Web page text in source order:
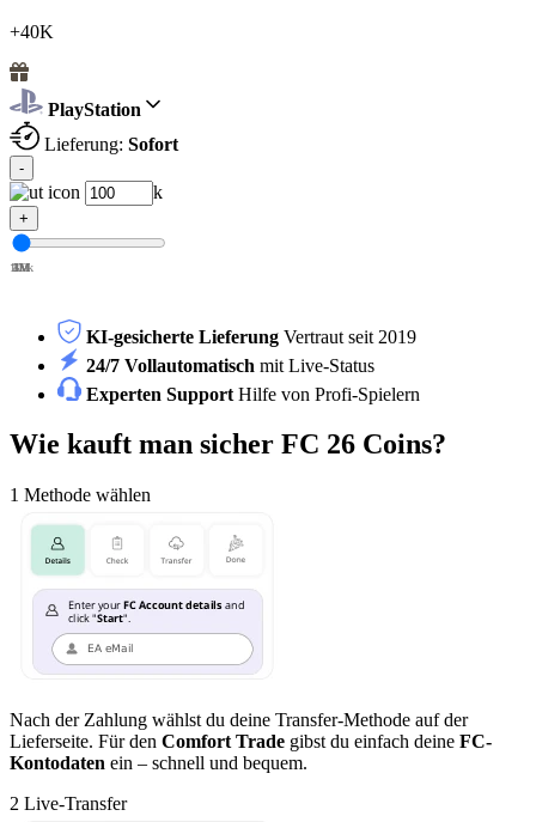
+40K
PlayStation
Lieferung: Sofort
-
k
+
100k
1M
2M
3M
4M
5M
KI-gesicherte Lieferung Vertraut seit 2019
24/7 Vollautomatisch mit Live-Status
Experten Support Hilfe von Profi-Spielern
Wie kauft man sicher FC 26 Coins?
1 Methode wählen
Nach der Zahlung wählst du deine Transfer-Methode auf der
Lieferseite. Für den Comfort Trade gibst du einfach deine FC-
Kontodaten ein – schnell und bequem.
2 Live-Transfer